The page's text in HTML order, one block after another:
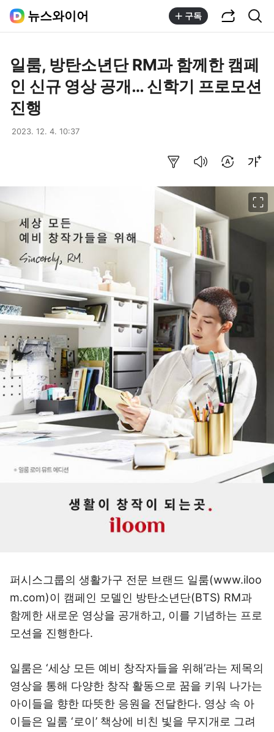
뉴스와이어 구독
일룸, 방탄소년단 RM과 함께한 캠페
인 신규 영상 공개… 신학기 프로모션
진행
2023. 12. 4. 10:37
퍼시스그룹의 생활가구 전문 브랜드 일룸(www.iloo
m.com)이 캠페인 모델인 방탄소년단(BTS) RM과
함께한 새로운 영상을 공개하고, 이를 기념하는 프로
모션을 진행한다.
일룸은 ‘세상 모든 예비 창작자들을 위해’라는 제목의
영상을 통해 다양한 창작 활동으로 꿈을 키워 나가는
아이들을 향한 따뜻한 응원을 전달한다. 영상 속 아
이들은 일룸 ‘로이’ 책상에 비친 빛을 무지개로 그려